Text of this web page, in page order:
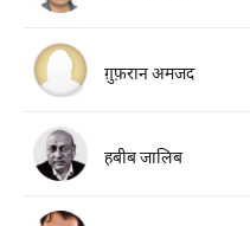
ग़ुफ़रान अमजद
हबीब जालिब